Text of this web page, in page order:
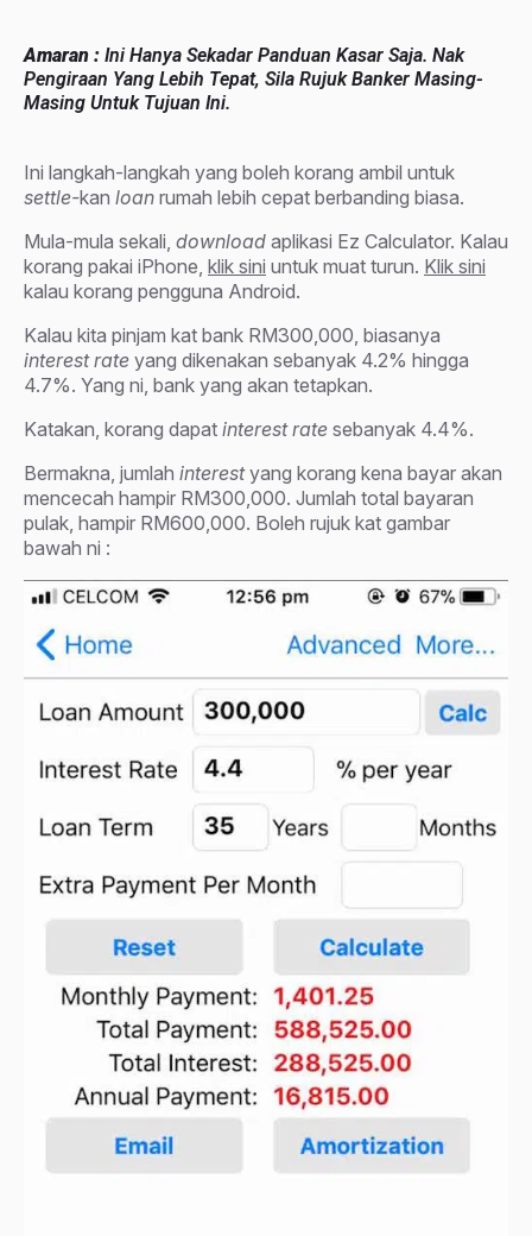
Amaran : Ini Hanya Sekadar Panduan Kasar Saja. Nak
Pengiraan Yang Lebih Tepat, Sila Rujuk Banker Masing-
Masing Untuk Tujuan Ini.
Ini langkah-langkah yang boleh korang ambil untuk
settle-kan loan rumah lebih cepat berbanding biasa.
Mula-mula sekali, download aplikasi Ez Calculator. Kalau
korang pakai iPhone, klik sini untuk muat turun. Klik sini
kalau korang pengguna Android.
Kalau kita pinjam kat bank RM300,000, biasanya
interest rate yang dikenakan sebanyak 4.2% hingga
4.7%. Yang ni, bank yang akan tetapkan.
Katakan, korang dapat interest rate sebanyak 4.4%.
Bermakna, jumlah interestyang korang kena bayar akan
mencecah hampir RM300,000. Jumlah total bayaran
pulak, hampir RM600,000. Boleh rujuk kat gambar
bawah ni :